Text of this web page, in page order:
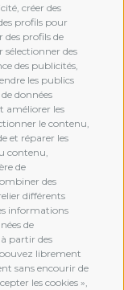
créer des
profils pour
des profils de
sélectionner des
des publicités,
les publics
données
améliorer les
le contenu,
et réparer les
contenu,
de
des
différents
informations
de
partir des
librement
sans encourir de
les cookies »,